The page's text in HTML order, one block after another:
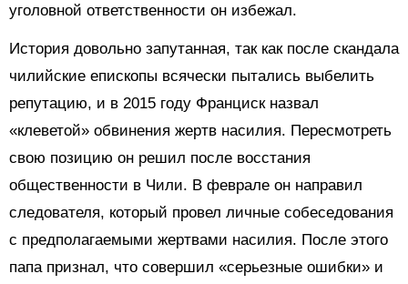
уголовной ответственности он избежал.
История довольно запутанная, так как после скандала
чилийские епископы всячески пытались выбелить
репутацию, и в 2015 году Франциск назвал
«клеветой» обвинения жертв насилия. Пересмотреть
свою позицию он решил после восстания
общественности в Чили. В феврале он направил
следователя, который провел личные собеседования
с предполагаемыми жертвами насилия. После этого
папа признал, что совершил «серьезные ошибки» и